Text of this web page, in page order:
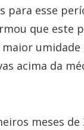
para esse
que este
umidade
acima da
meses de